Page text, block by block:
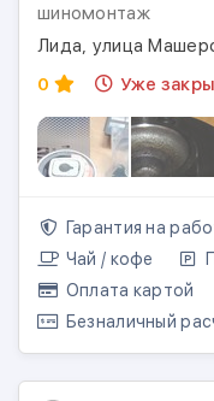
шиномонтаж
Лида, улица
0
Уже
Гарантия на
Чай / кофе
Оплата картой
Безналичный